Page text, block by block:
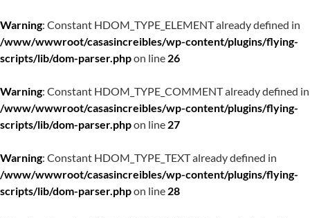
Warning: Constant HDOM_TYPE_ELEMENT already defined in
/www/wwwroot/casasincreibles/wp-content/plugins/flying-
scripts/lib/dom-parser.phpon line 26
Warning: Constant HDOM_TYPE_COMMENT already defined in
/www/wwwroot/casasincreibles/wp-content/plugins/flying-
scripts/lib/dom-parser.phpon line 27
Warning: Constant HDOM_TYPE_TEXT already defined in
/www/wwwroot/casasincreibles/wp-content/plugins/flying-
scripts/lib/dom-parser.phpon line 28